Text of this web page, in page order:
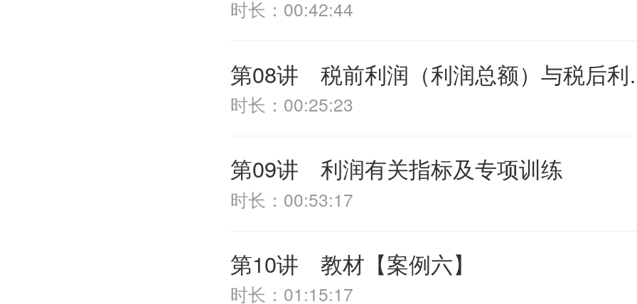
时长：00:42:44
第08讲
时长：00:25:23
第09讲 利润有关指标及专项训练
时长：00:53:17
第10讲 教材【案例六】
时长：01:15:17